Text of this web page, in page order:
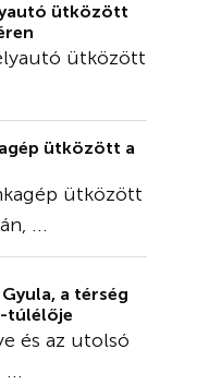
ütközött
ütközött
ütközött a
ütközött
...
a térség
túlélője
és az utolsó
...